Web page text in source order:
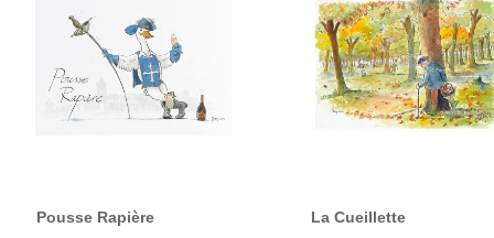
Pousse Rapière La Cueillette